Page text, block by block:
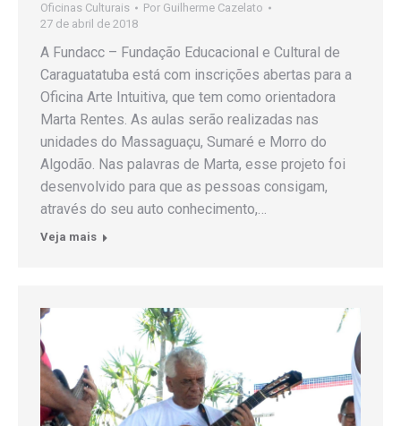
Oficinas Culturais Por Guilherme Cazelato
27 de abril de 2018
A Fundacc – Fundação Educacional e Cultural de
Caraguatatuba está com inscrições abertas para a
Oficina Arte Intuitiva, que tem como orientadora
Marta Rentes. As aulas serão realizadas nas
unidades do Massaguaçu, Sumaré e Morro do
Algodão. Nas palavras de Marta, esse projeto foi
desenvolvido para que as pessoas consigam,
através do seu auto conhecimento,…
Veja mais